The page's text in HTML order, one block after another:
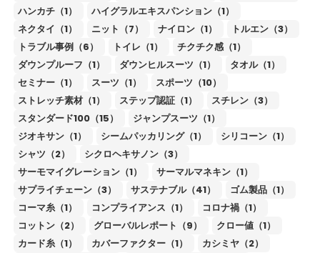
ハンカチ（1）
ハイグラルエキスパンション（1）
ネクタイ（1）
ニット（7） ナイロン（1）
トルエン（3）
トラブル事例（6）
トイレ（1）
チクチク感（1）
ダウンプルーフ（1）
ダウンヒルスーツ（1）
タオル（1）
セミナー（1）
スーツ（1）
スポーツ（10）
ストレッチ素材（1）
ステップ認証（1）
スチレン（3）
スタンダード100（15）
ジャンプスーツ（1）
ジオキサン（1）
シームパッカリング（1）
シリコーン（1）
シャツ（2）
シクロヘキサノン（3）
サーモマイグレーション（1）
サーマルマネキン（1）
サプライチェーン（3）
サステナブル（41）
ゴム製品（1）
コーマ糸（1）
コンプライアンス（1）
コロナ禍（1）
コットン（2）
グローバルレポート（9）
クロー値（1）
カード糸（1）
カバーファクター（1）
カシミヤ（2）